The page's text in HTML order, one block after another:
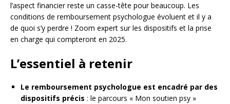
l’aspect financier reste un casse-tête pour beaucoup. Les
conditions de remboursement psychologue évoluent et il y a
de quoi s’y perdre ! Zoom expert sur les dispositifs et la prise
en charge qui compteront en 2025.
L’essentiel à retenir
Le remboursement psychologue est encadré par des
dispositifs précis : le parcours « Mon soutien psy »